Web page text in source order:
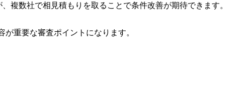
複数社で相見積もりを取ることで条件改善が期待できます。
重要な審査ポイントになります。